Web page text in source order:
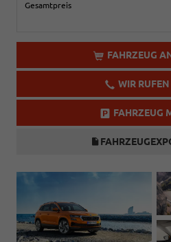
Gesamtpreis
FAHRZEUG
WIR
FAHRZEUG